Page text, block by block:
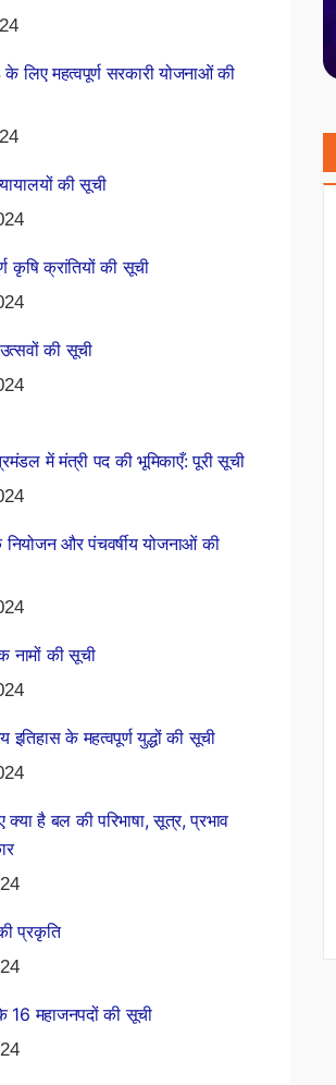
लिए महत्वपूर्ण सरकारी योजनाओं की
की सूची
कृषि क्रांतियों की सूची
की सूची
में मंत्री पद की भूमिकाएँ: पूरी सूची
नियोजन और पंचवर्षीय योजनाओं की
नामों की सूची
इतिहास के महत्वपूर्ण युद्धों की सूची
क्या है बल की परिभाषा, सूत्र, प्रभाव
प्रकृति
16 महाजनपदों की सूची